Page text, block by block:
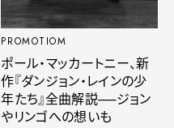
PROMOTIOM
ポール・マッカートニー、新
作『ダンジョン・レインの少
年たち』全曲解説──ジョン
やリンゴへの想いも